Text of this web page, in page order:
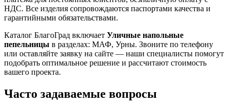
НДС. Все изделия сопровождаются паспортами качества и
гарантийными обязательствами.
Каталог БлагоГрад включает Уличные напольные
пепельницы в разделах: МАФ, Урны. Звоните по телефону
или оставляйте заявку на сайте — наши специалисты помогут
подобрать оптимальное решение и рассчитают стоимость
вашего проекта.
Часто задаваемые вопросы